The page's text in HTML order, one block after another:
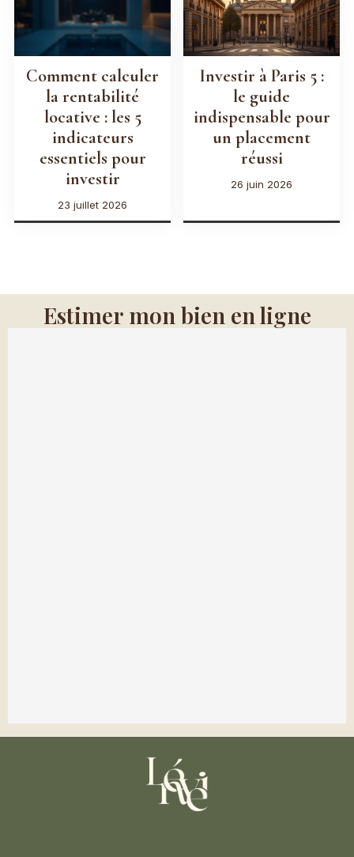
Comment calculer
la rentabilité
locative : les 5
indicateurs
essentiels pour
investir
23 juillet 2026
Investir à Paris 5 :
le guide
indispensable pour
un placement
réussi
26 juin 2026
Estimer mon bien en ligne